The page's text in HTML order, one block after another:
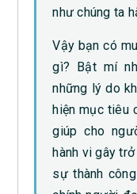
như chúng ta
Vậy bạn có
gì? Bật mí
những lý do
hiện mục tiêu
giúp cho
hành vi gây
sự thành